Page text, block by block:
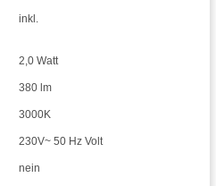
inkl.
2,0 Watt
380 lm
3000K
230V~ 50 Hz Volt
nein